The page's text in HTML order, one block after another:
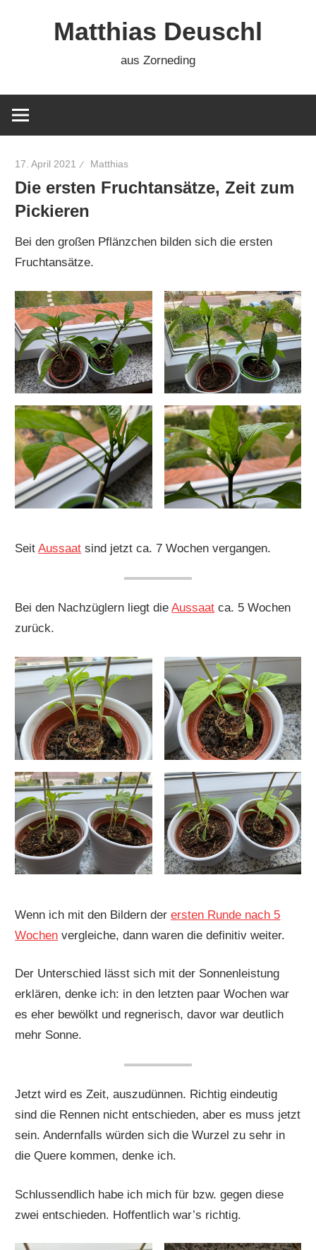
Matthias Deuschl
aus Zorneding
17. April 2021 Matthias
Die ersten Fruchtansätze, Zeit zum
Pickieren
Bei den großen Pflänzchen bilden sich die ersten
Fruchtansätze.
SeitAussaat sind jetzt ca. 7 Wochen vergangen.
Bei den Nachzüglern liegt dieAussaat ca. 5 Wochen
zurück.
Wenn ich mit den Bildern derersten Runde nach 5
Wochen vergleiche, dann waren die definitiv weiter.
Der Unterschied lässt sich mit der Sonnenleistung
erklären, denke ich: in den letzten paar Wochen war
es eher bewölkt und regnerisch, davor war deutlich
mehr Sonne.
Jetzt wird es Zeit, auszudünnen. Richtig eindeutig
sind die Rennen nicht entschieden, aber es muss jetzt
sein. Andernfalls würden sich die Wurzel zu sehr in
die Quere kommen, denke ich.
Schlussendlich habe ich mich für bzw. gegen diese
zwei entschieden. Hoffentlich war’s richtig.